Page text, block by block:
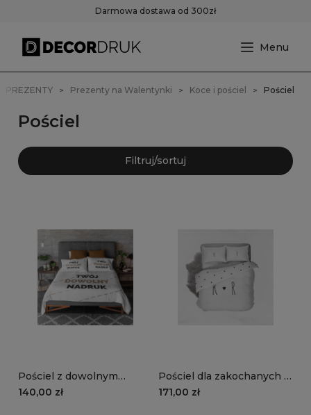
Darmowa dostawa od 300zł
PREZENTY Prezenty na Walentynki Koce i pościel Pościel
Pościel
Filtruj/sortuj
Pościel z dowolnym
nadrukiem
140,00 zł
Pościel dla zakochanych |
serduszka + inicjały
171,00 zł